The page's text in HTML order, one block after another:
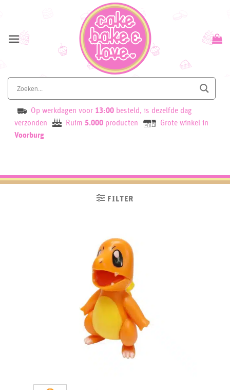
content
Op werkdagen voor 13:00 besteld, is dezelfde dag
verzonden
Ruim 5.000 producten
Grote winkel in
Voorburg
FILTER